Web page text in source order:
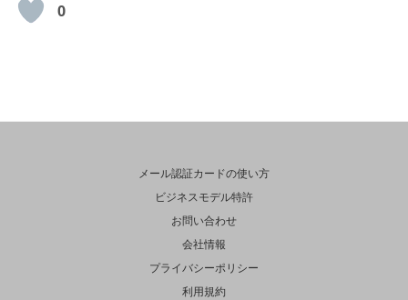
0
メール認証カードの使い方
ビジネスモデル特許
お問い合わせ
会社情報
プライバシーポリシー
利用規約